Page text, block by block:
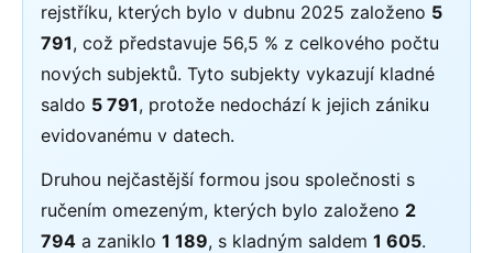
rejstříku, kterých bylo v dubnu 2025 založeno 5
791, což představuje 56,5 % z celkového počtu
nových subjektů. Tyto subjekty vykazují kladné
saldo 5 791, protože nedochází k jejich zániku
evidovanému v datech.
Druhou nejčastější formou jsou společnosti s
ručením omezeným, kterých bylo založeno 2
794 a zaniklo 1 189, s kladným saldem 1 605.